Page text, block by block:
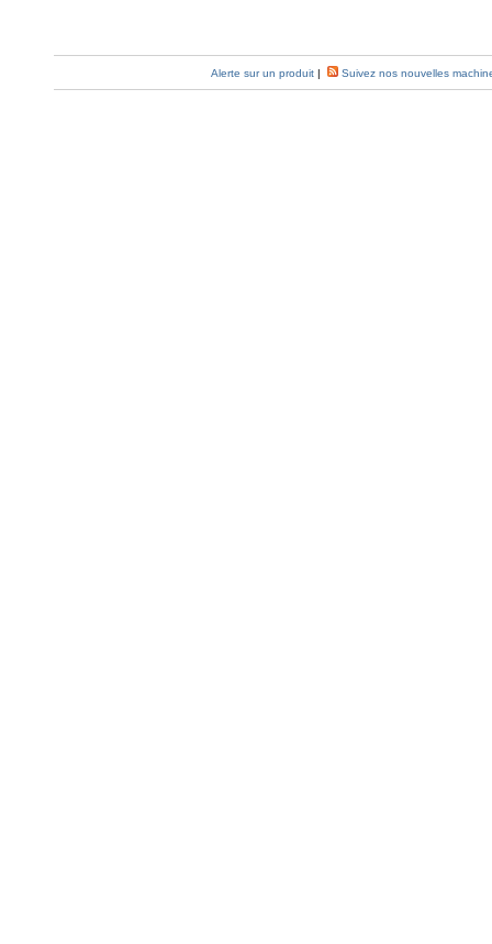
Alerte sur un produit | Suivez nos nouvelles